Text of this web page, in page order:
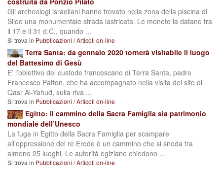
Gli archeologi israeliani hanno trovato nella zona della piscina di
Siloe una monumentale strada lastricata. Le monete la datano tra
il 17 e il 31 d.C., quando ...
Si trova in Pubblicazioni /Articoli on-line
Terra Santa: da gennaio 2020 tornerà visitabile il luogo
del Battesimo di Gesù
E’ l’obiettivo del custode francescano di Terra Santa, padre
Francesco Patton, che ha accompagnato nella visita del sito di
Qasr Al-Yahud, sulla riva ...
Si trova in Pubblicazioni /Articoli on-line
Egitto: il cammino della Sacra Famiglia sia patrimonio
mondiale dell’Unesco
La fuga in Egitto della Sacra Famiglia per scampare
all’oppressione del re Erode è un cammino che si snoda tra
almeno 25 luoghi. Le autorità egiziane chiedono ...
Si trova in Pubblicazioni /Articoli on-line